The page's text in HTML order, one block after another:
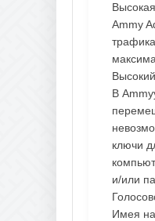
Ammy
В
ключи
и/или
Имея